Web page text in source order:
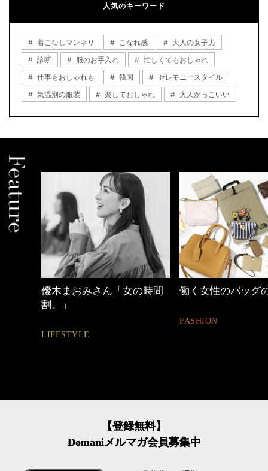
人気のキーワード
着こなしマンネリ こなれ感
大人の女子力
診断
服のお手入れ
忙しくてもおしゃれ
仕事もおしゃれも
韓国
セレモニースタイル
気温別の服装
楽しておしゃれ 大人かっこいい
働く女性のバッグの中身
心地よくいられる
【登録無料】
Domaniメルマガ会員募集中